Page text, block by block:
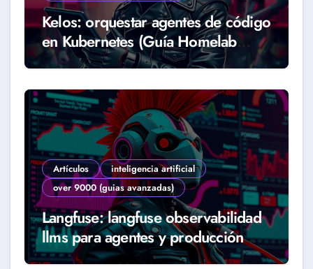
Kelos: orquestar agentes de código
en Kubernetes (Guía Homelab
2026)
Artículos
inteligencia artificial
over 9000 (guias avanzadas)
Langfuse: langfuse observabilidad
llms para agentes y producción
real (Guía 2026)